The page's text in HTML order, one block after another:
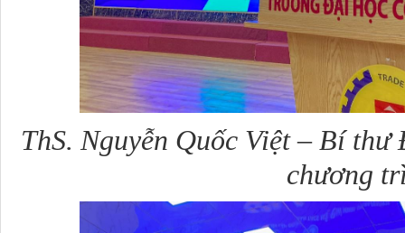
ThS. Nguyễn Quốc Việt – Bí
chương